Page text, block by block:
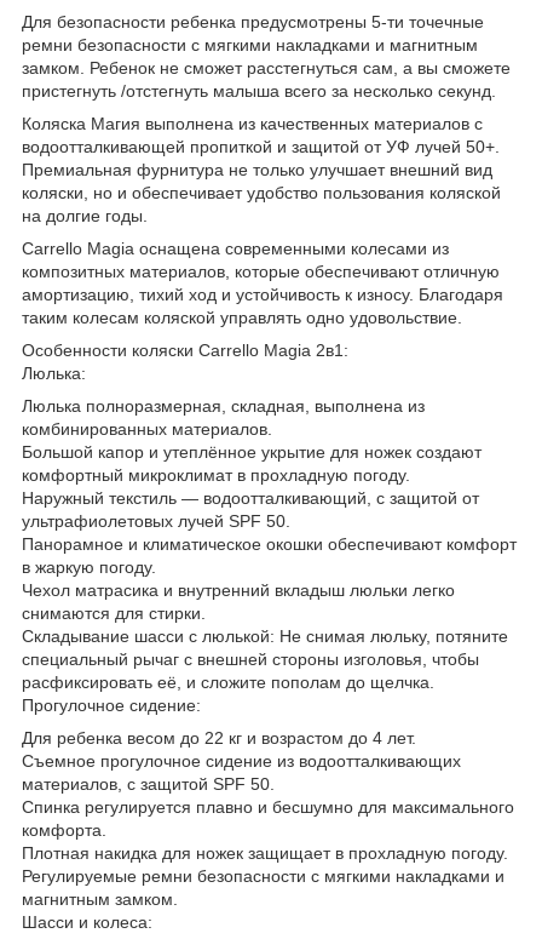
Для безопасности ребенка предусмотрены 5-ти точечные
ремни безопасности с мягкими накладками и магнитным
замком. Ребенок не сможет расстегнуться сам, а вы сможете
пристегнуть /отстегнуть малыша всего за несколько секунд.
Коляска Магия выполнена из качественных материалов с
водоотталкивающей пропиткой и защитой от УФ лучей 50+.
Премиальная фурнитура не только улучшает внешний вид
коляски, но и обеспечивает удобство пользования коляской
на долгие годы.
Carrello Magia оснащена современными колесами из
композитных материалов, которые обеспечивают отличную
амортизацию, тихий ход и устойчивость к износу. Благодаря
таким колесам коляской управлять одно удовольствие.
Особенности коляски Carrello Magia 2в1:
Люлька:
Люлька полноразмерная, складная, выполнена из
комбинированных материалов.
Большой капор и утеплённое укрытие для ножек создают
комфортный микроклимат в прохладную погоду.
Наружный текстиль — водоотталкивающий, с защитой от
ультрафиолетовых лучей SPF 50.
Панорамное и климатическое окошки обеспечивают комфорт
в жаркую погоду.
Чехол матрасика и внутренний вкладыш люльки легко
снимаются для стирки.
Складывание шасси с люлькой: Не снимая люльку, потяните
специальный рычаг с внешней стороны изголовья, чтобы
расфиксировать её, и сложите пополам до щелчка.
Прогулочное сидение:
Для ребенка весом до 22 кг и возрастом до 4 лет.
Съемное прогулочное сидение из водоотталкивающих
материалов, с защитой SPF 50.
Спинка регулируется плавно и бесшумно для максимального
комфорта.
Плотная накидка для ножек защищает в прохладную погоду.
Регулируемые ремни безопасности с мягкими накладками и
магнитным замком.
Шасси и колеса: